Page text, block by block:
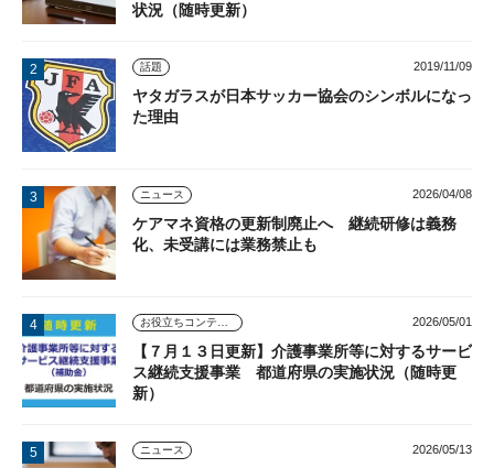
状況（随時更新）
話題 2019/11/09
ヤタガラスが日本サッカー協会のシンボルになっ
た理由
ニュース 2026/04/08
ケアマネ資格の更新制廃止へ 継続研修は義務
化、未受講には業務禁止も
お役立ちコンテンツ 2026/05/01
【７月１３日更新】介護事業所等に対するサービ
ス継続支援事業 都道府県の実施状況（随時更
新）
ニュース 2026/05/13